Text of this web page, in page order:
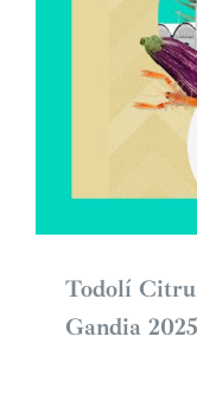
Todolí
Gandia 2025